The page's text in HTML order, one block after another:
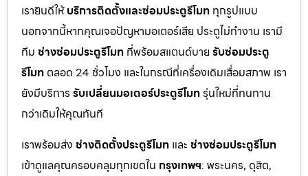
เรายินดีให้บริการติดตั้งและซ่อมประตูรีโมท ทุกรูปแบบ
นอกจากนี้หากคุณเจอปัญหามอเตอร์เสีย ประตูไม่ทำงาน เรามี
ทีม ช่างซ่อมประตูรีโมท ที่พร้อมสแตนด์บาย รับซ่อมประตู
รีโมท ตลอด 24 ชั่วโมง และในกรณีที่เครื่องเดิมเสื่อมสภาพ เรา
ยังมีบริการ รับเปลี่ยนมอเตอร์ประตูรีโมทรุ่นใหม่ที่ทนทาน
กว่าเดิมให้คุณทันที
เราพร้อมส่ง ช่างติดตั้งประตูรีโมท และ ช่างซ่อมประตูรีโมท
เข้าดูแลคุณครอบคลุมทุกเขตใน กรุงเทพฯ: พระนคร, ดุสิต,